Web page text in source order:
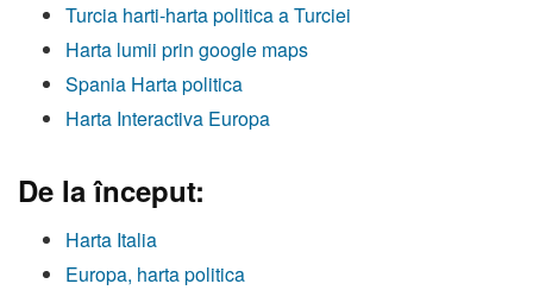
Turcia harti-harta politica a Turciei
Harta lumii prin google maps
Spania Harta politica
Harta Interactiva Europa
De la început:
Harta Italia
Europa, harta politica